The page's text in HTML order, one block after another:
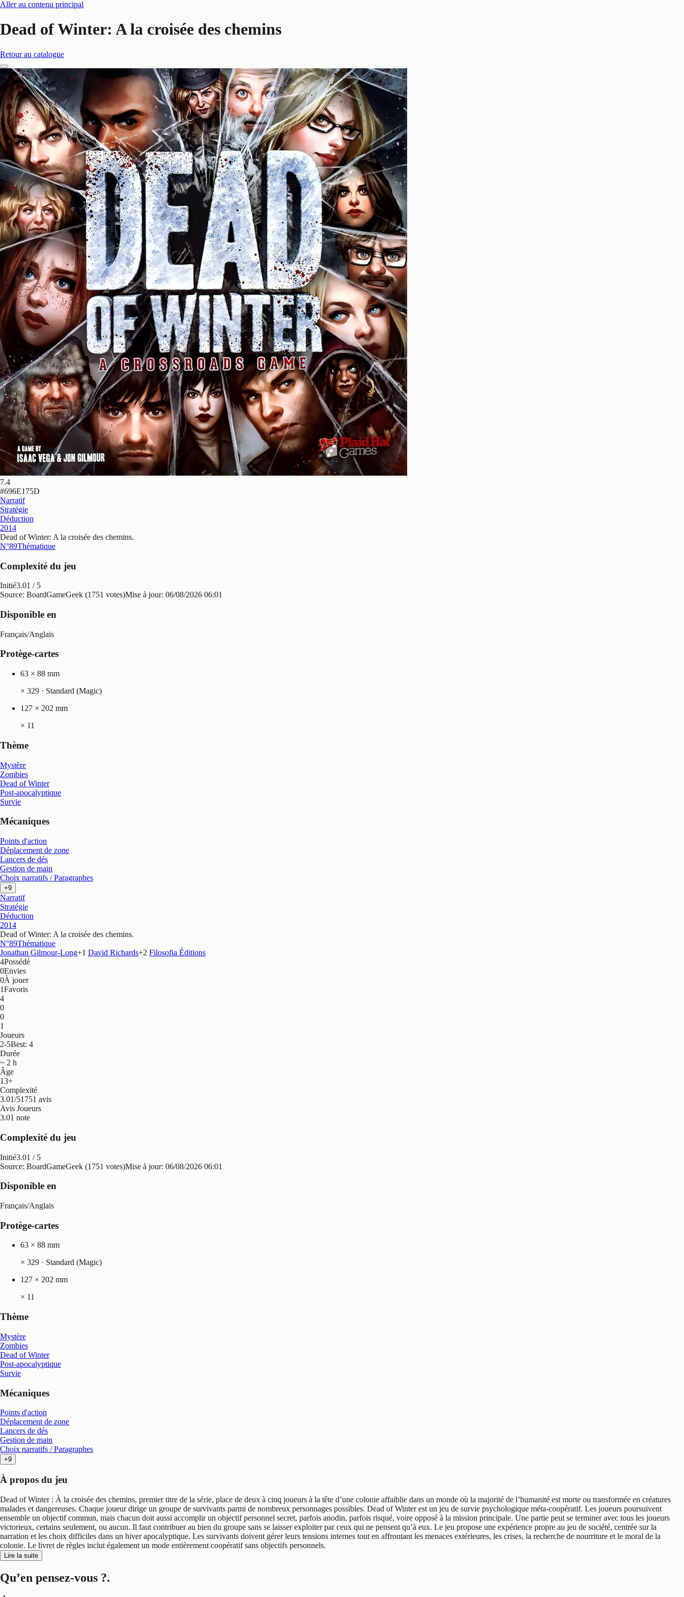
Aller au contenu principal
Dead of Winter: A la croisée des chemins
Retour au catalogue
7.4
#696E175D
Narratif
Stratégie
Déduction
2014
Dead of Winter: A la croisée des chemins.
N°89Thématique
Complexité du jeu
Initié3.01 / 5
Source: BoardGameGeek (1751 votes)Mise à jour: 06/08/2026 06:01
Disponible en
Français/Anglais
Protège-cartes
63 × 88 mm
× 329 · Standard (Magic)
127 × 202 mm
× 11
Thème
Mystère
Zombies
Dead of Winter
Post-apocalyptique
Survie
Mécaniques
Points d'action
Déplacement de zone
Lancers de dés
Gestion de main
Choix narratifs / Paragraphes
+9
Narratif
Stratégie
Déduction
2014
Dead of Winter: A la croisée des chemins.
N°89Thématique
Jonathan Gilmour-Long+1 David Richards+2 Filosofia Éditions
4Possédé
0Envies
0À jouer
1Favoris
4
0
0
1
Joueurs
2-5Best: 4
Durée
~ 2 h
Âge
13+
Complexité
3.01/51751 avis
Avis Joueurs
3.01 note
Complexité du jeu
Initié3.01 / 5
Source: BoardGameGeek (1751 votes)Mise à jour: 06/08/2026 06:01
Disponible en
Français/Anglais
Protège-cartes
63 × 88 mm
× 329 · Standard (Magic)
127 × 202 mm
× 11
Thème
Mystère
Zombies
Dead of Winter
Post-apocalyptique
Survie
Mécaniques
Points d'action
Déplacement de zone
Lancers de dés
Gestion de main
Choix narratifs / Paragraphes
+9
À propos du jeu
Dead of Winter : À la croisée des chemins, premier titre de la série, place de deux à cinq joueurs à la tête d’une colonie affaiblie dans un monde où la majorité de l’humanité est morte ou transformée en créatures
malades et dangereuses. Chaque joueur dirige un groupe de survivants parmi de nombreux personnages possibles. Dead of Winter est un jeu de survie psychologique méta-coopératif. Les joueurs poursuivent
ensemble un objectif commun, mais chacun doit aussi accomplir un objectif personnel secret, parfois anodin, parfois risqué, voire opposé à la mission principale. Une partie peut se terminer avec tous les joueurs
victorieux, certains seulement, ou aucun. Il faut contribuer au bien du groupe sans se laisser exploiter par ceux qui ne pensent qu’à eux. Le jeu propose une expérience propre au jeu de société, centrée sur la
narration et les choix difficiles dans un hiver apocalyptique. Les survivants doivent gérer leurs tensions internes tout en affrontant les menaces extérieures, les crises, la recherche de nourriture et le moral de la
colonie. Le livret de règles inclut également un mode entièrement coopératif sans objectifs personnels.
Lire la suite
Qu’en pensez-vous ?.